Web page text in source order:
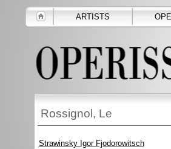
ARTISTS
Rossignol, Le
Strawinsky Igor Fjodorowitsch